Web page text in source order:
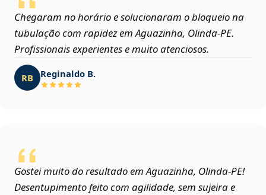
Chegaram no horário e solucionaram o bloqueio na
tubulação com rapidez em Aguazinha, Olinda‑PE.
Profissionais experientes e muito atenciosos.
RB Reginaldo B.
Gostei muito do resultado em Aguazinha, Olinda‑PE!
Desentupimento feito com agilidade, sem sujeira e